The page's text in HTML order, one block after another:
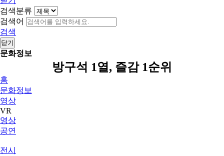
검색분류
검색어
검색
닫기
문화정보
방구석 1열, 즐감 1순위
홈
문화정보
영상
VR
영상
공연
전시